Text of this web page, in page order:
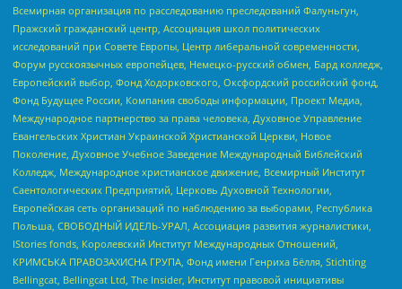
Всемирная организация по расследованию преследований Фалуньгун,
Пражский гражданский центр, Ассоциация школ политических
исследований при Совете Европы, Центр либеральной современности,
Форум русскоязычных европейцев, Немецко-русский обмен, Бард колледж,
Европейский выбор, Фонд Ходорковского, Оксфордский российский фонд,
Фонд Будущее России, Компания свободы информации, Проект Медиа,
Международное партнерство за права человека, Духовное Управление
Евангельских Христиан Украинской Христианской Церкви, Новое
Поколение, Духовное Учебное Заведение Международный Библейский
Колледж, Международное христианское движение, Всемирный Институт
Саентологических Предприятий, Церковь Духовной Технологии,
Европейская сеть организаций по наблюдению за выборами, Республика
Польша, СВОБОДНЫЙ ИДЕЛЬ-УРАЛ, Ассоциация развития журналистики,
IStories fonds, Королевский Институт Международных Отношений,
КРИМСЬКА ПРАВОЗАХИСНА ГРУПА, Фонд имени Генриха Бёлля, Stichting
Bellingcat, Bellingcat Ltd, The Insider, Институт правовой инициативы